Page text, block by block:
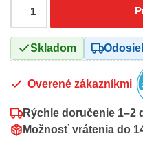
Skladom
Overené zákazníkmi
Rýchle doručenie 1–2
Možnosť vrátenia do